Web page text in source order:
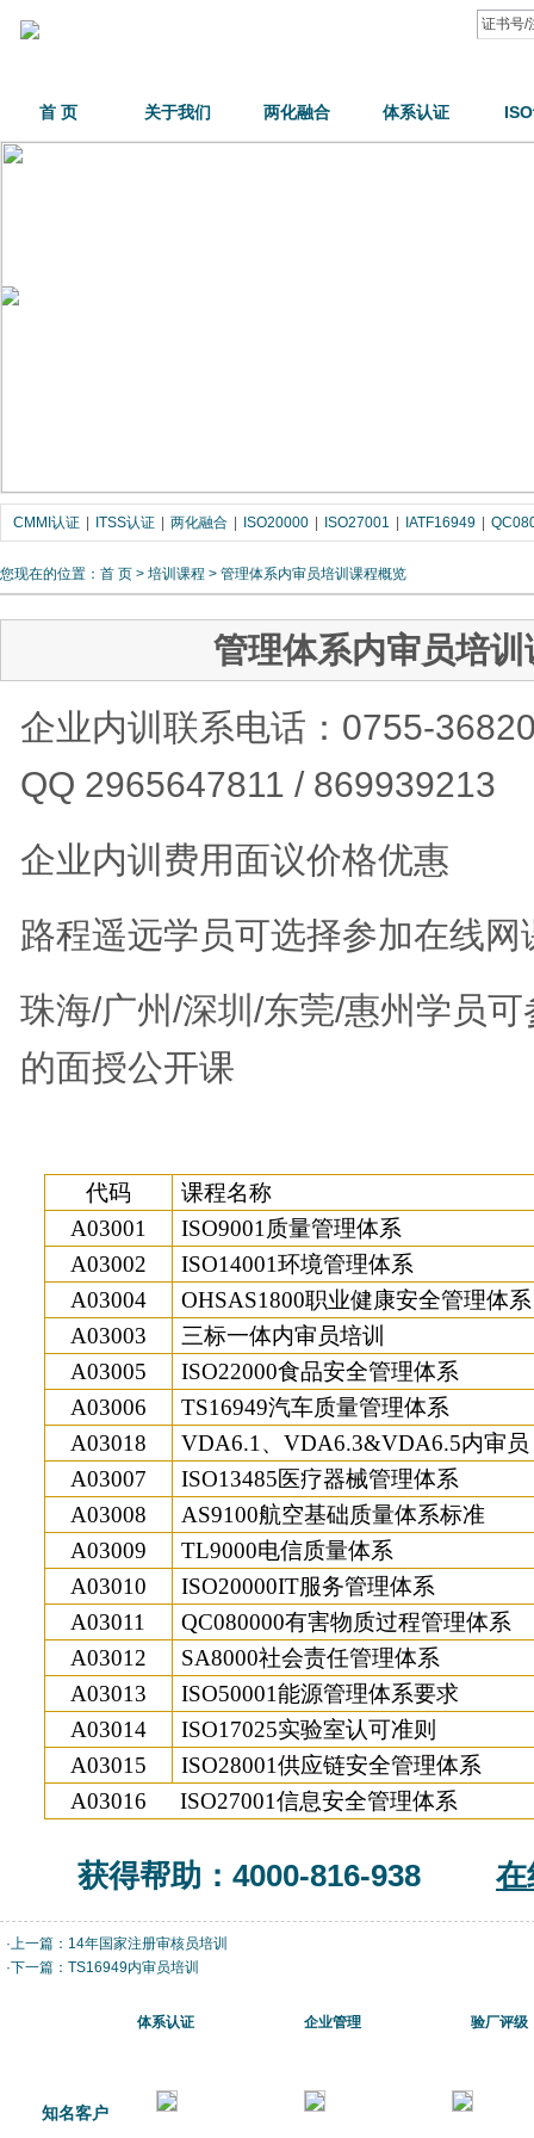
首 页 关于我们 两化融合 体系认证
CMMI认证 ITSS认证 两化融合 ISO20000 ISO27001 IATF16949
您现在的位置： 首 页 > 培训课程 > 管理体系内审员培训课程概览
管理体系内审员培
企业内训联系电话：0755-
QQ 2965647811 / 869939213
企业内训费用面议价格优惠
路程遥远学员可选择参加在线
珠海/广州/深圳/东莞/惠州学员
的面授公开课
代码
课程名称
A03001
ISO9001 质量管理体系
A03002
ISO14001环境管理体系
A03004
OHSAS1800职业健康安全管理体系
A03003
三标一体内审员培训
A03005
ISO22000食品安全管理体系
A03006
TS16949汽车质量管理体系
A03018
VDA6.1 、 VDA6.3&VDA6.5内审员
A03007
ISO13485 医疗器械管理体系
A03008
AS9100航空基础质量体系标准
A03009
TL9000电信质量体系
A03010
ISO20000IT服务管理体系
A03011
QC080000有害物质过程管理体系
A03012
SA8000社会责任管理体系
A03013
ISO50001能源管理体系要求
A03014
ISO17025实验室认可准则
A03015
ISO28001供应链安全管理体系
A03016
ISO27001信息安全管理体系
获得帮助：4000-816-938 在
·上一篇： 14年国家注册审核员培训
·下一篇： TS16949内审员培训
体系认证 企业管理 验厂评级
知名客户